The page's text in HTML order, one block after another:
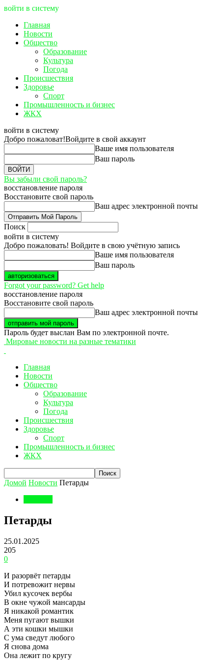
войти в систему
Главная
Новости
Общество
Образование
Культура
Погода
Происшествия
Здоровье
Спорт
Промышленность и бизнес
ЖКХ
войти в систему
Добро пожаловат!Войдите в свой аккаунт
Ваше имя пользователя
Ваш пароль
Вы забыли свой пароль?
восстановление пароля
Восстановите свой пароль
Ваш адрес электронной почты
Поиск
войти в систему
Добро пожаловать! Войдите в свою учётную запись
Ваше имя пользователя
Ваш пароль
Forgot your password? Get help
восстановление пароля
Восстановите свой пароль
Ваш адрес электронной почты
Пароль будет выслан Вам по электронной почте.
Мировые новости на разные тематики
Главная
Новости
Общество
Образование
Культура
Погода
Происшествия
Здоровье
Спорт
Промышленность и бизнес
ЖКХ
Домой Новости Петарды
Петарды
25.01.2025
205
0
И разорвёт петарды
И потревожит нервы
Убил кусочек вербы
В окне чужой мансарды
Я никакой романтик
Меня пугают вышки
А эти кошки мышки
С ума сведут любого
Я снова дома
Она лежит по кругу